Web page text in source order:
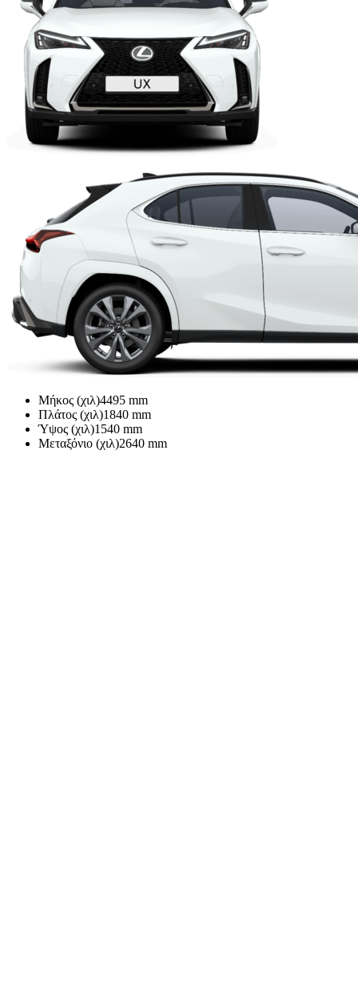
Μήκος (χιλ)4495 mm
Πλάτος (χιλ)1840 mm
Ύψος (χιλ)1540 mm
Μεταξόνιο (χιλ)2640 mm